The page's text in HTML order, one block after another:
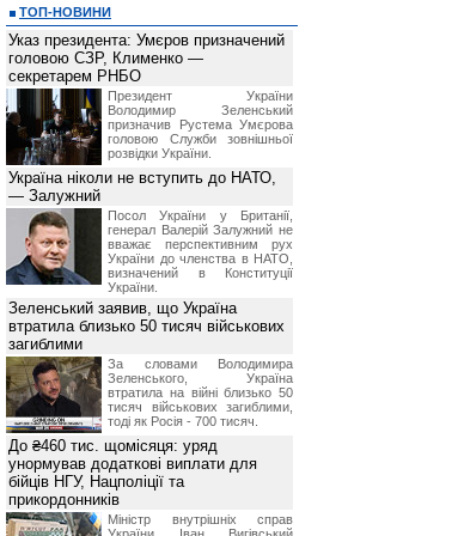
ТОП-НОВИНИ
Указ президента: Умєров призначений
головою СЗР, Клименко —
секретарем РНБО
Президент України
Володимир Зеленський
призначив Pустема Умєрова
головою Служби зовнішньої
розвідки України.
Україна ніколи не вступить до НАТО,
— Залужний
Посол України у Британії,
генерал Валерій Залужний не
вважає перспективним рух
України до членства в НАТО,
визначений в Конституції
України.
Зеленський заявив, що Україна
втратила близько 50 тисяч військових
загиблими
За словами Володимира
Зеленського, Україна
втратила на війні близько 50
тисяч військових загиблими,
тоді як Росія - 700 тисяч.
До ₴460 тис. щомісяця: уряд
унормував додаткові виплати для
бійців НГУ, Нацполіції та
прикордонників
Міністр внутрішніх справ